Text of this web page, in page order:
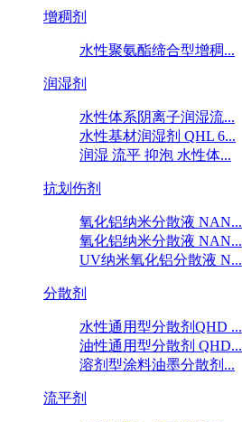
增稠剂
水性聚氨酯缔合型增稠...
润湿剂
水性体系阴离子润湿流...
水性基材润湿剂 QHL 6...
润湿 流平 抑泡 水性体...
抗划伤剂
氧化铝纳米分散液 NAN...
氧化铝纳米分散液 NAN...
UV纳米氧化铝分散液 N...
分散剂
水性通用型分散剂QHD ...
油性通用型分散剂 QHD...
溶剂型涂料油墨分散剂...
流平剂